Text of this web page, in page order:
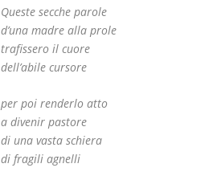
Queste secche parole
d’una madre alla prole
trafissero il cuore
dell’abile cursore
per poi renderlo atto
a divenir pastore
di una vasta schiera
di fragili agnelli